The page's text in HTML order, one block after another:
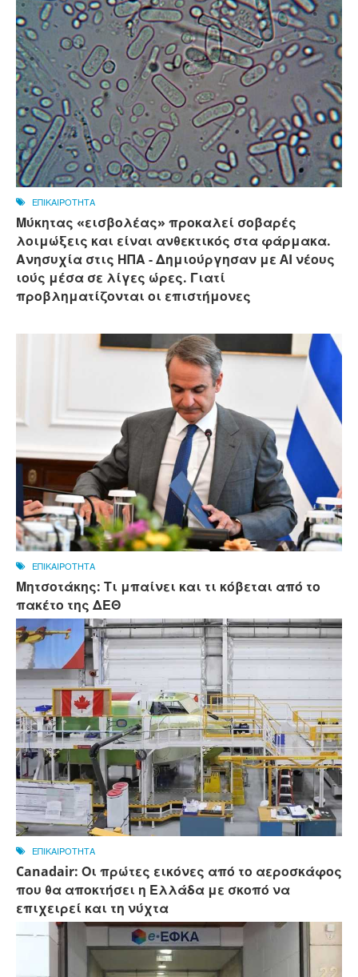
ΕΠΙΚΑΙΡΟΤΗΤΑ
Μύκητας «εισβολέας» προκαλεί σοβαρές
λοιμώξεις και είναι ανθεκτικός στα φάρμακα.
Ανησυχία στις ΗΠΑ - Δημιούργησαν με AI νέους
ιούς μέσα σε λίγες ώρες. Γιατί
προβληματίζονται οι επιστήμονες
ΕΠΙΚΑΙΡΟΤΗΤΑ
Μητσοτάκης: Τι μπαίνει και τι κόβεται από το
πακέτο της ΔΕΘ
ΕΠΙΚΑΙΡΟΤΗΤΑ
Canadair: Οι πρώτες εικόνες από το αεροσκάφος
που θα αποκτήσει η Ελλάδα με σκοπό να
επιχειρεί και τη νύχτα